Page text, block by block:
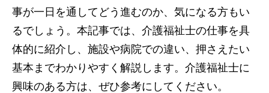
事が一日を通してどう進むのか、気になる方もい
るでしょう。本記事では、介護福祉士の仕事を具
体的に紹介し、施設や病院での違い、押さえたい
基本までわかりやすく解説します。介護福祉士に
興味のある方は、ぜひ参考にしてください。